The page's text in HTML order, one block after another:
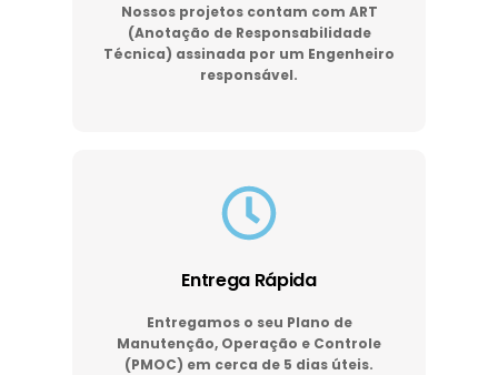
Nossos projetos contam com ART
(Anotação de Responsabilidade
Técnica) assinada por um Engenheiro
responsável.
Entrega Rápida
Entregamos o seu Plano de
Manutenção, Operação e Controle
(PMOC) em cerca de 5 dias úteis.